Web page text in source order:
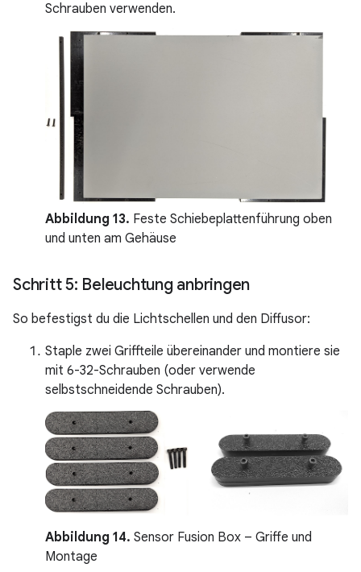
Schrauben verwenden.
Abbildung 13. Feste Schiebeplattenführung oben
und unten am Gehäuse
Schritt 5: Beleuchtung anbringen
So befestigst du die Lichtschellen und den Diffusor:
Staple zwei Griffteile übereinander und montiere sie
mit 6-32-Schrauben (oder verwende
selbstschneidende Schrauben).
Abbildung 14. Sensor Fusion Box – Griffe und
Montage